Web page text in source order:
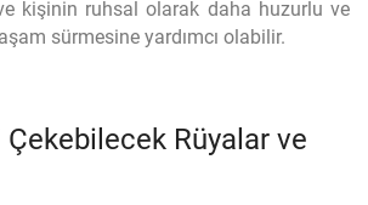
kişinin ruhsal olarak daha huzurlu ve
sürmesine yardımcı olabilir.
Rüyalar ve